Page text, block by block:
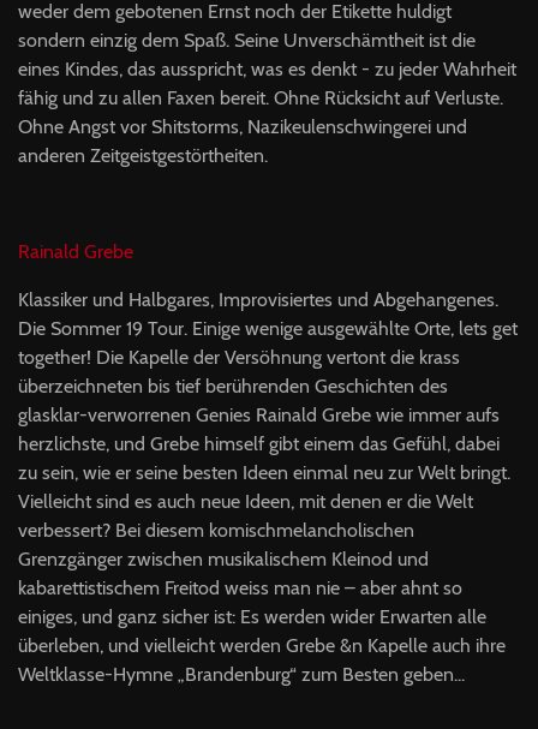
weder dem gebotenen Ernst noch der Etikette huldigt
sondern einzig dem Spaß. Seine Unverschämtheit ist die
eines Kindes, das ausspricht, was es denkt - zu jeder Wahrheit
fähig und zu allen Faxen bereit. Ohne Rücksicht auf Verluste.
Ohne Angst vor Shitstorms, Nazikeulenschwingerei und
anderen Zeitgeistgestörtheiten.
Rainald Grebe
Klassiker und Halbgares, Improvisiertes und Abgehangenes.
Die Sommer 19 Tour. Einige wenige ausgewählte Orte, lets get
together! Die Kapelle der Versöhnung vertont die krass
überzeichneten bis tief berührenden Geschichten des
glasklar-verworrenen Genies Rainald Grebe wie immer aufs
herzlichste, und Grebe himself gibt einem das Gefühl, dabei
zu sein, wie er seine besten Ideen einmal neu zur Welt bringt.
Vielleicht sind es auch neue Ideen, mit denen er die Welt
verbessert? Bei diesem komischmelancholischen
Grenzgänger zwischen musikalischem Kleinod und
kabarettistischem Freitod weiss man nie – aber ahnt so
einiges, und ganz sicher ist: Es werden wider Erwarten alle
überleben, und vielleicht werden Grebe &n Kapelle auch ihre
Weltklasse-Hymne „Brandenburg“ zum Besten geben...